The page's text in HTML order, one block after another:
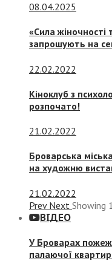
08.04.2025
«Сила жіночності
запрошують на
22.02.2022
Кіноклуб з
розпочато!
21.02.2022
Броварська
на художню
21.02.2022
Prev Next Showing 1
ВІДЕО
У Броварах
палаючої